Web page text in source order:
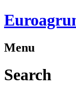
Menu
Search